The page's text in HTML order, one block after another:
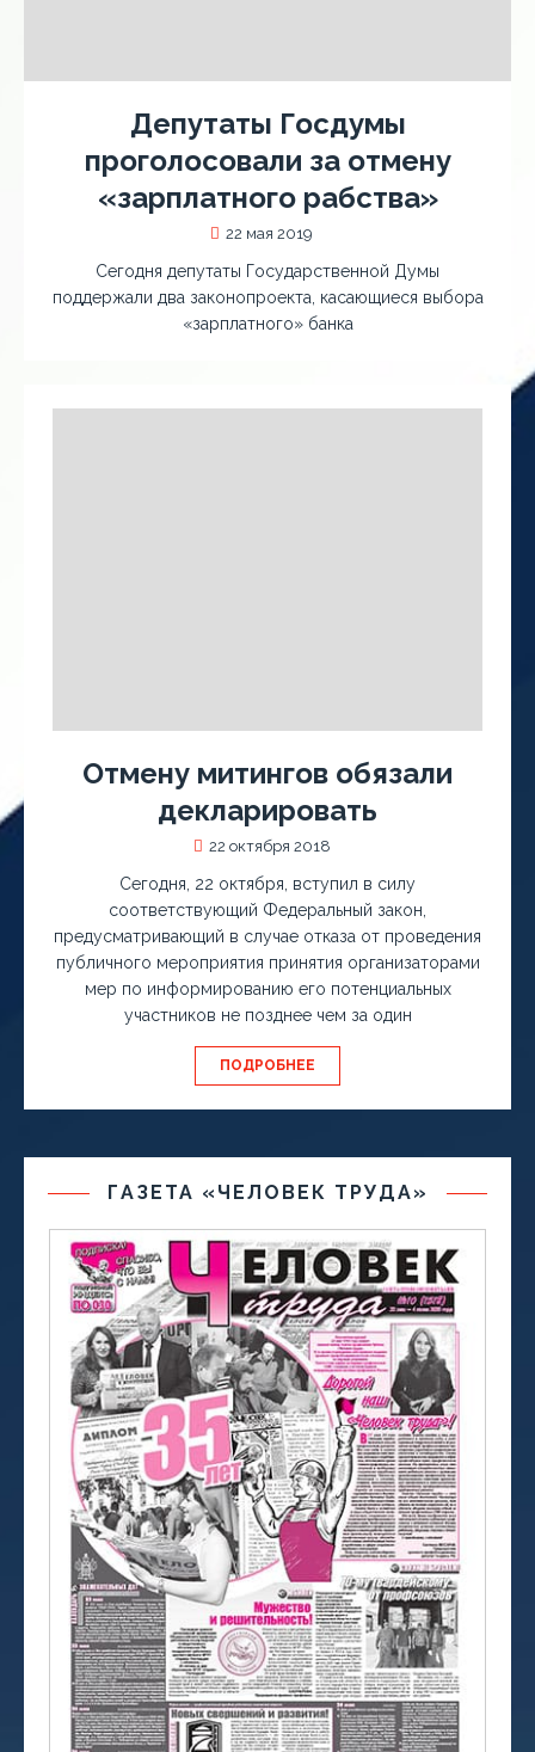
Депутаты Госдумы
проголосовали за отмену
«зарплатного рабства»
22 мая 2019
Сегодня депутаты Государственной Думы
поддержали два законопроекта, касающиеся выбора
«зарплатного» банка
Отмену митингов обязали
декларировать
22 октября 2018
Сегодня, 22 октября, вступил в силу
соответствующий Федеральный закон,
предусматривающий в случае отказа от проведения
публичного мероприятия принятия организаторами
мер по информированию его потенциальных
участников не позднее чем за один
ПОДРОБНЕЕ
ГАЗЕТА «ЧЕЛОВЕК ТРУДА»